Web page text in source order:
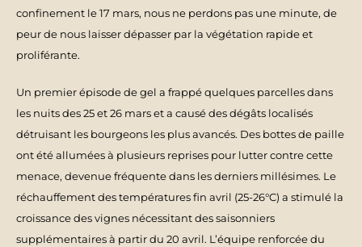
confinement le 17 mars, nous ne perdons pas une minute, de
peur de nous laisser dépasser par la végétation rapide et
proliférante.
Un premier épisode de gel a frappé quelques parcelles dans
les nuits des 25 et 26 mars et a causé des dégâts localisés
détruisant les bourgeons les plus avancés. Des bottes de paille
ont été allumées à plusieurs reprises pour lutter contre cette
menace, devenue fréquente dans les derniers millésimes. Le
réchauffement des températures fin avril (25-26°C) a stimulé la
croissance des vignes nécessitant des saisonniers
supplémentaires à partir du 20 avril. L’équipe renforcée du